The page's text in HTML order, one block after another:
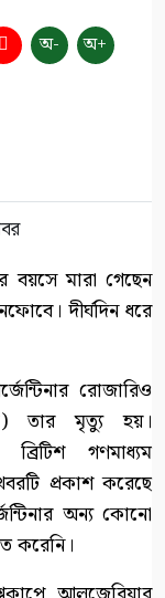
অ- অ+
বয়সে মারা গেছেন
দীর্ঘদিন ধরে
রোজারিও
তার মৃত্যু হয়।
গণমাধ্যম
প্রকাশ করেছে
অন্য কোনো
করেনি।